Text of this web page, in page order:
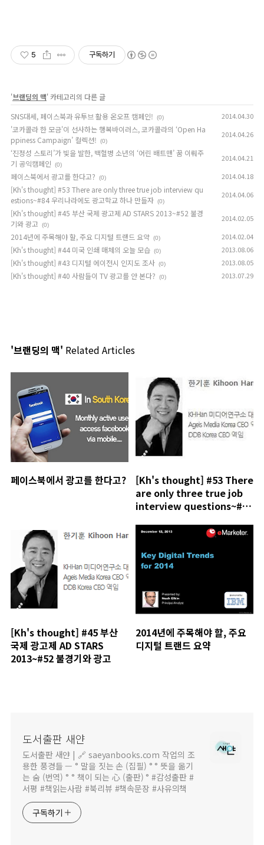
5 구독하기
'브랜딩의 맥' 카테고리의 다른 글
SNS대세, 페이스북과 유투브 활용 온오프 캠페인!
(0) 2014.04.30
'코카콜라 한 모금'이 선사하는 행복바이러스, 코카콜라의 ‘Open Ha
ppiness Campaign’ 컬렉션!
(0)
2014.04.26
‘진정성 스토리’가 빛을 발한, 백혈병 소년의 ‘어린 배트맨’ 꿈 이뤄주
기 공익캠페인
(0)
2014.04.21
페이스북에서 광고를 한다고? (0) 2014.04.18
[Kh's thought] #53 There are only three true job interview qu
estions~#84 우리나라에도 광고학교 하나 만들자 (0)
2014.04.06
[Kh's thought] #45 부산 국제 광고제 AD STARS 2013~#52 불경
기와 광고
(0)
2014.02.05
2014년에 주목해야 할, 주요 디지털 트랜드 요약 (0) 2014.02.04
[Kh's thought] #44 미국 인쇄 매체의 오늘 모습 (0) 2013.08.06
[Kh's thought] #43 디지털 에이전시 인지도 조사 (0) 2013.08.05
[Kh's thought] #40 사람들이 TV 광고를 안 본다? (0) 2013.07.29
'브랜딩의 맥' Related Articles
페이스북에서 광고를 한다고?
[Kh's thought] #53 There
are only three true job
interview questions~#84
만들자
[Kh's thought] #45 부산
국제 광고제 AD STARS
2013~#52 불경기와 광고
2014년에 주목해야 할, 주요
디지털 트랜드 요약
도서출판 새얀
도서출판 새얀 | 🔗 saeyanbooks.com 작업의 조
용한 풍경들 — ° 말을 짓는 손 (집필) ° ° 뜻을 옮기
는 숨 (번역) ° ° 책이 되는 心 (출판) ° #감성출판 #
서평 #책읽는사람 #북리뷰 #책속문장 #사유의책
구독하기